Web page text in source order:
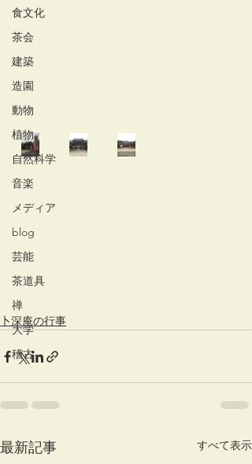
食文化
茶会
建築
造園
動物
植物
自然科学
音楽
メディア
blog
芸能
茶道具
禅
大学
稽古
卜深庵の行事
最新記事 すべて表示